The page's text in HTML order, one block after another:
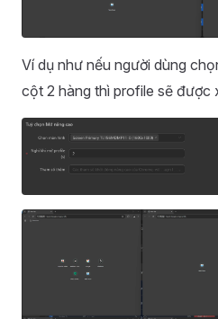
Ví dụ như nếu người dùng
cột 2 hàng thì profile sẽ được